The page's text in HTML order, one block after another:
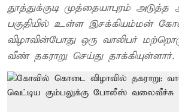
தூத்துக்குடி முத்தையாபுரம் அடுத்த
பகுதியில் உள்ள இசக்கியம்மன்
விழாவின்போது ஒரு வாலிபர்
வீண் தகராறு செய்து தாக்கியுள்ளார்.